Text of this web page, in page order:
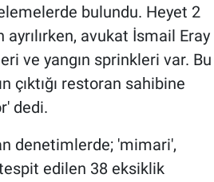
bulundu. Heyet 2
avukat İsmail Eray
ve yangın sprinkleri var. Bu
çıktığı restoran sahibine
dedi.
denetimlerde; 'mimari',
edilen 38 eksiklik